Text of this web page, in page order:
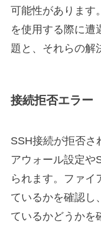
可能性があります
を使用する際に遭
題と、それらの解
接続拒否エラー
SSH接続が拒否さ
アウォール設定や
られます。ファイ
ているかを確認し
ているかどうかを